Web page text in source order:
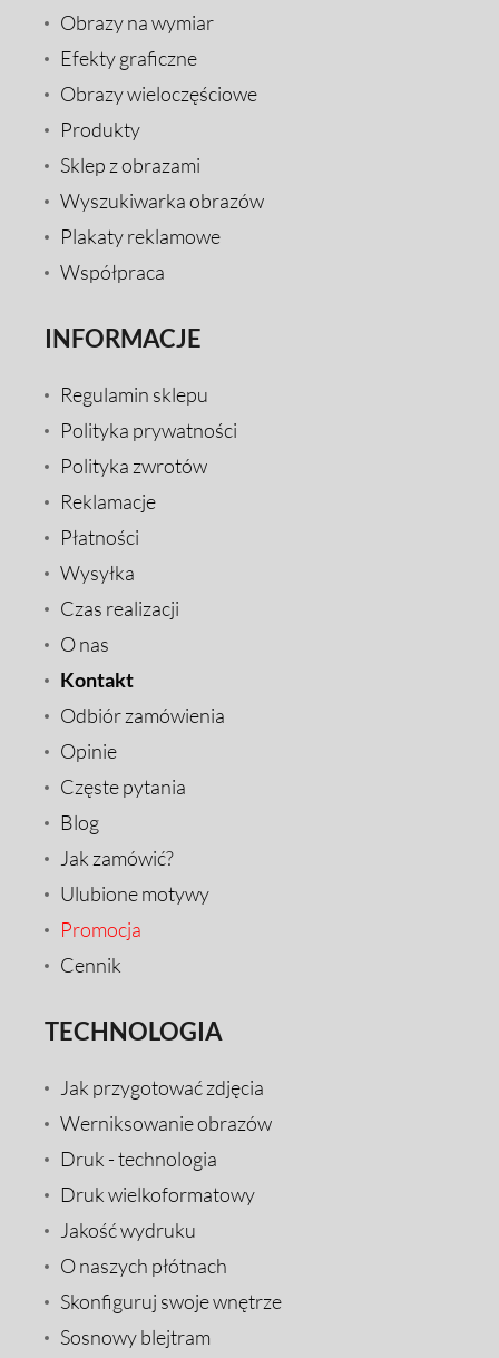
Obrazy na wymiar
Efekty graficzne
Obrazy wieloczęściowe
Produkty
Sklep z obrazami
Wyszukiwarka obrazów
Plakaty reklamowe
Współpraca
INFORMACJE
Regulamin sklepu
Polityka prywatności
Polityka zwrotów
Reklamacje
Płatności
Wysyłka
Czas realizacji
O nas
Kontakt
Odbiór zamówienia
Opinie
Częste pytania
Blog
Jak zamówić?
Ulubione motywy
Promocja
Cennik
TECHNOLOGIA
Jak przygotować zdjęcia
Werniksowanie obrazów
Druk - technologia
Druk wielkoformatowy
Jakość wydruku
O naszych płótnach
Skonfiguruj swoje wnętrze
Sosnowy blejtram